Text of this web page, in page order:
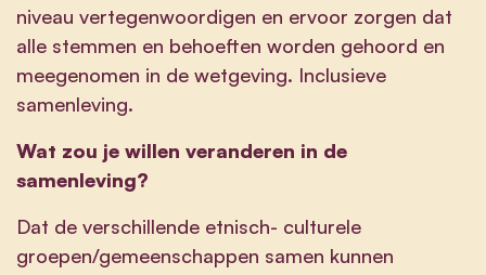
niveau vertegenwoordigen en ervoor zorgen dat
alle stemmen en behoeften worden gehoord en
meegenomen in de wetgeving. Inclusieve
samenleving.
Wat zou je willen veranderen in de
samenleving?
Dat de verschillende etnisch- culturele
groepen/gemeenschappen samen kunnen